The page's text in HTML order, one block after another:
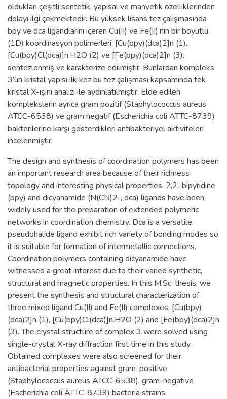
oldukları çeşitli sentetik, yapısal ve manyetik özelliklerinden
dolayı ilgi çekmektedir. Bu yüksek lisans tez çalışmasında
bpy ve dca ligandlarını içeren Cu(II) ve Fe(II)’nin bir boyutlu
(1D) koordinasyon polimerleri, [Cu(bpy)(dca)2]n (1),
[Cu(bpy)Cl(dca)]n.H2O (2) ve [Fe(bpy)(dca)2]n (3),
sentezlenmiş ve karakterize edilmiştir. Bunlardan kompleks
3’ün kristal yapısı ilk kez bu tez çalışması kapsamında tek
kristal X-ışını analizi ile aydınlatılmıştır. Elde edilen
komplekslerin ayrıca gram pozitif (Staphylococcus aureus
ATCC-6538) ve gram negatif (Escherichia coli ATTC-8739)
bakterilerine karşı gösterdikleri antibakteriyel aktiviteleri
incelenmiştir.
The design and synthesis of coordination polymers has been
an important research area because of their richness
topology and interesting physical properties. 2,2’-bipyridine
(bpy) and dicyanamide (N(CN)2-, dca) ligands have been
widely used for the preparation of extended polymeric
networks in coordination chemistry. Dca is a versatile
pseudohalide ligand exhibit rich variety of bonding modes so
it is suitable for formation of intermetallic connections.
Coordination polymers containing dicyanamide have
witnessed a great interest due to their varied synthetic,
structural and magnetic properties. In this M.Sc. thesis, we
present the synthesis and structural characterization of
three mixed ligand Cu(II) and Fe(II) complexes, [Cu(bpy)
(dca)2]n (1), [Cu(bpy)Cl(dca)]n.H2O (2) and [Fe(bpy)(dca)2]n
(3). The crystal structure of complex 3 were solved using
single-crystal X-ray diffraction first time in this study.
Obtained complexes were also screened for their
antibacterial properties against gram-positive
(Staphylococcus aureus ATCC-6538), gram-negative
(Escherichia coli ATTC-8739) bacteria strains.